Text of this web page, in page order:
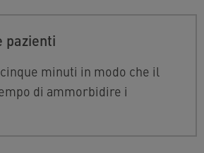
pazienti
minuti in modo che il
di ammorbidire i